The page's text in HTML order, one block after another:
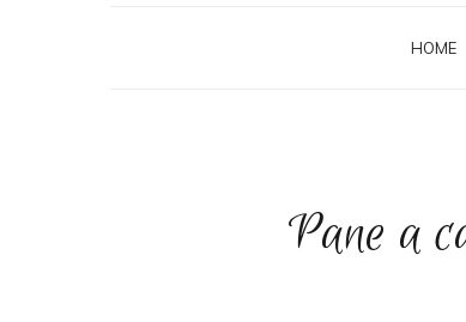
HOME
Pane a